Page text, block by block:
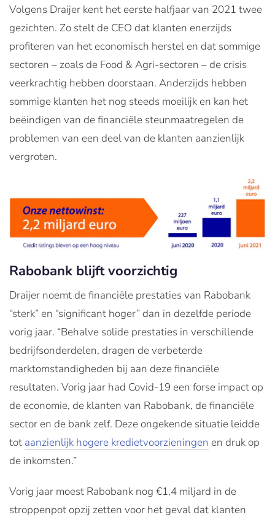
Volgens Draijer kent het eerste halfjaar van 2021 twee
gezichten. Zo stelt de CEO dat klanten enerzijds
profiteren van het economisch herstel en dat sommige
sectoren – zoals de Food & Agri-sectoren – de crisis
veerkrachtig hebben doorstaan. Anderzijds hebben
sommige klanten het nog steeds moeilijk en kan het
beëindigen van de financiële steunmaatregelen de
problemen van een deel van de klanten aanzienlijk
vergroten.
Rabobank blijft voorzichtig
Draijer noemt de financiële prestaties van Rabobank
“sterk” en “significant hoger” dan in dezelfde periode
vorig jaar. “Behalve solide prestaties in verschillende
bedrijfsonderdelen, dragen de verbeterde
marktomstandigheden bij aan deze financiële
resultaten. Vorig jaar had Covid-19 een forse impact op
de economie, de klanten van Rabobank, de financiële
sector en de bank zelf. Deze ongekende situatie leidde
tot aanzienlijk hogere kredietvoorzieningen en druk op
de inkomsten.”
Vorig jaar moest Rabobank nog €1,4 miljard in de
stroppenpot opzij zetten voor het geval dat klanten